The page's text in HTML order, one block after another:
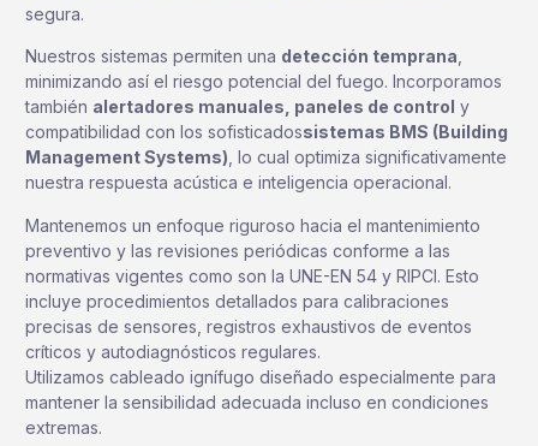
segura.
Nuestros sistemas permiten una detección temprana
minimizando así el riesgo potencial del fuego. Incorporamos
también alertadores manuales, paneles de control y
compatibilidad con los sofisticadossistemas BMS (Building
Management Systems) , lo cual optimiza significativamente
nuestra respuesta acústica e inteligencia operacional.
Mantenemos un enfoque riguroso hacia el mantenimiento
preventivo y las revisiones periódicas conforme a las
normativas vigentes como son la UNE-EN 54 y RIPCI. Esto
incluye procedimientos detallados para calibraciones
precisas de sensores, registros exhaustivos de eventos
críticos y autodiagnósticos regulares.
Utilizamos cableado ignífugo diseñado especialmente para
mantener la sensibilidad adecuada incluso en condiciones
extremas.